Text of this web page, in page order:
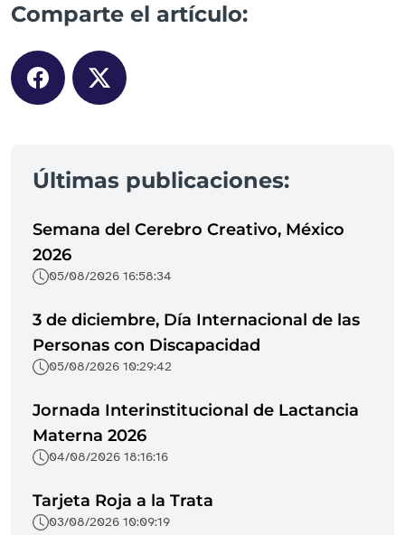
Comparte el artículo:
Últimas publicaciones:
Semana del Cerebro Creativo, México
2026
05/08/2026 16:58:34
3 de diciembre, Día Internacional de las
Personas con Discapacidad
05/08/2026 10:29:42
Jornada Interinstitucional de Lactancia
Materna 2026
04/08/2026 18:16:16
Tarjeta Roja a la Trata
03/08/2026 10:09:19